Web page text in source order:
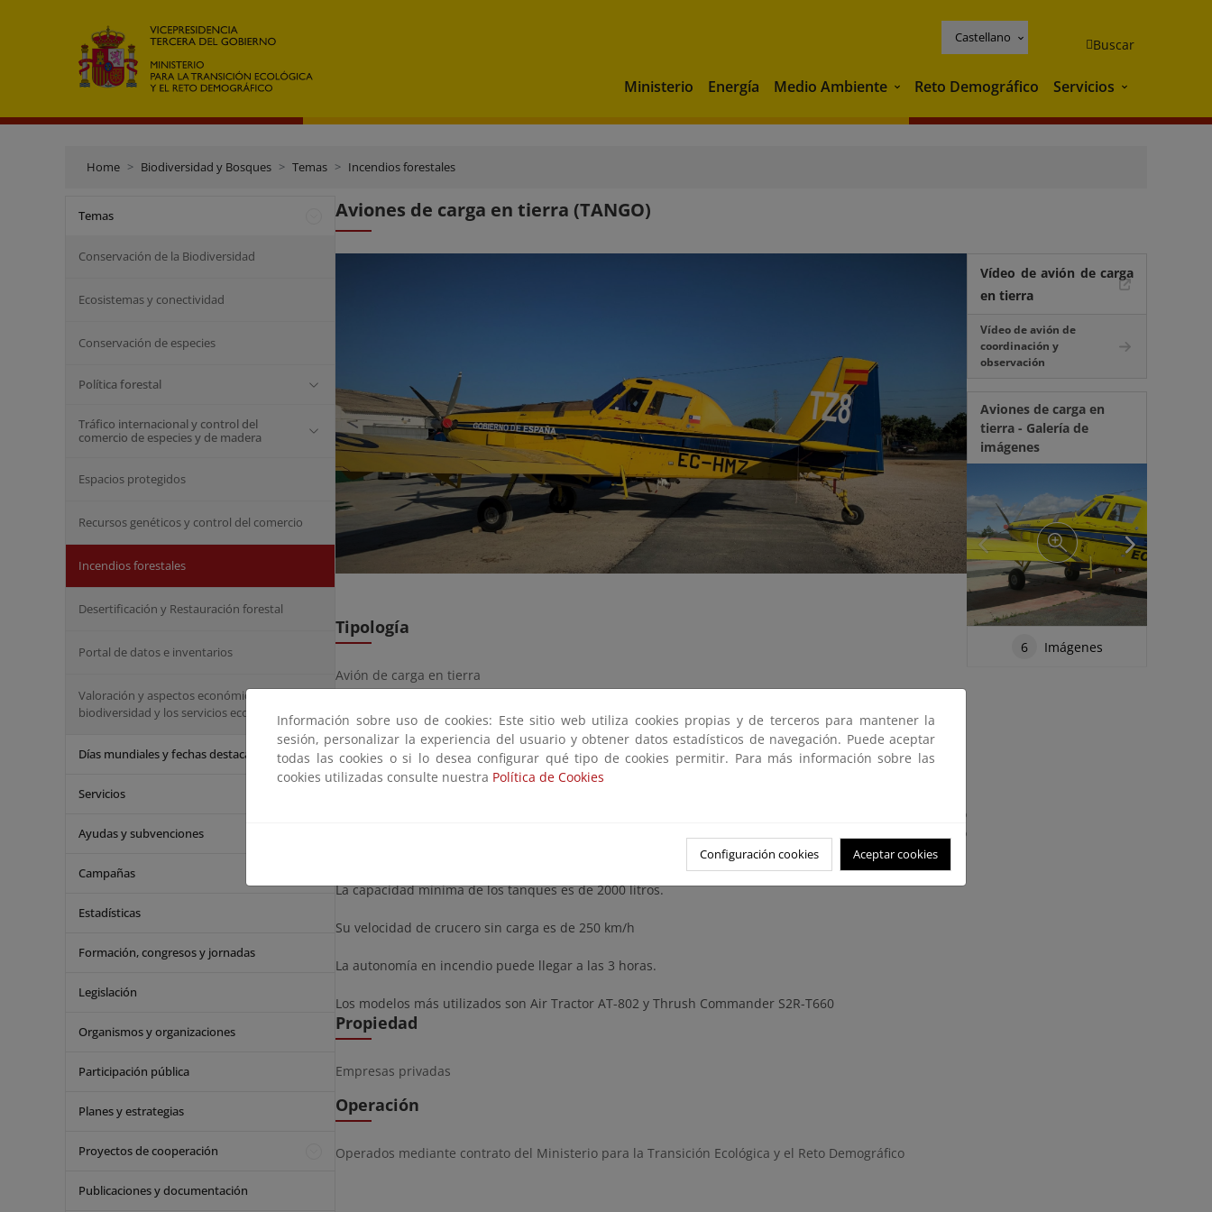
Castellano Buscar
Ministerio Energía Medio Ambiente Medio Ambiente
Reto Demográfico Servicios Servicios
Home Biodiversidad y Bosques Temas Incendios forestales
Temas
Conservación de la Biodiversidad
Ecosistemas y conectividad
Conservación de especies
Política forestal
Tráfico internacional y control del
comercio de especies y de madera
Espacios protegidos
Recursos genéticos y control del comercio
Incendios forestales
Desertificación y Restauración forestal
Portal de datos e inventarios
Valoración y aspectos económicos de la
biodiversidad y los servicios ecosistémicos
Días mundiales y fechas destacadas
Servicios
Ayudas y subvenciones
Campañas
Estadísticas
Formación, congresos y jornadas
Legislación
Organismos y organizaciones
Participación pública
Planes y estrategias
Proyectos de cooperación
Publicaciones y documentación
Aviones de carga en tierra (TANGO)
Tipología
Avión de carga en tierra
Son aviones monomotor turbohélice que disponen de un depósito integrado en el avión diseñado para
trabajar en la extinción de incendios forestales. La cabina de vuelo puede ser monoplaza o biplaza.
A diferencia de los aviones anfibios, necesitan un aeródromo o aeropuerto para cargar agua. No
obstante, son medios de gran eficacia en incendios por su capacidad para utilizar retardante de largo
La capacidad mínima de los tanques es de 2000 litros.
Su velocidad de crucero sin carga es de 250 km/h
La autonomía en incendio puede llegar a las 3 horas.
Los modelos más utilizados son Air Tractor AT-802 y Thrush Commander S2R-T660
Propiedad
Empresas privadas
Operación
Operados mediante contrato del Ministerio para la Transición Ecológica y el Reto Demográfico
Vídeo de avión de carga
en tierra
Vídeo de avión de
coordinación y
observación
Aviones de carga en
tierra - Galería de
imágenes
6 Imágenes
Información sobre uso de cookies: Este sitio web utiliza cookies propias y de terceros para mantener la
sesión, personalizar la experiencia del usuario y obtener datos estadísticos de navegación. Puede aceptar
todas las cookies o si lo desea configurar qué tipo de cookies permitir. Para más información sobre las
cookies utilizadas consulte nuestra Política de Cookies
Configuración cookies Aceptar cookies